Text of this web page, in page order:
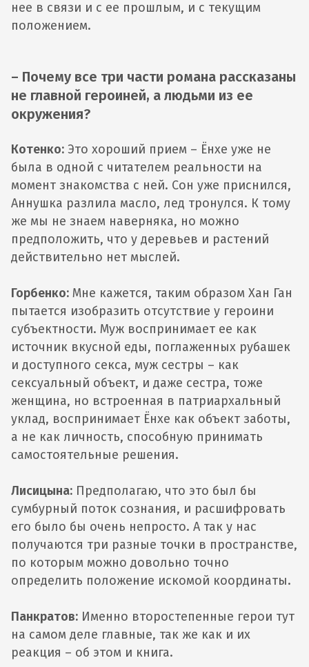
нее в связи и с ее прошлым, и с текущим
положением.
– Почему все три части романа рассказаны
не главной героиней, а людьми из ее
окружения?
Котенко: Это хороший прием – Ёнхе уже не
была в одной с читателем реальности на
момент знакомства с ней. Сон уже приснился,
Аннушка разлила масло, лед тронулся. К тому
же мы не знаем наверняка, но можно
предположить, что у деревьев и растений
действительно нет мыслей.
Горбенко: Мне кажется, таким образом Хан Ган
пытается изобразить отсутствие у героини
субъектности. Муж воспринимает ее как
источник вкусной еды, поглаженных рубашек
и доступного секса, муж сестры – как
сексуальный объект, и даже сестра, тоже
женщина, но встроенная в патриархальный
уклад, воспринимает Ёнхе как объект заботы,
а не как личность, способную принимать
самостоятельные решения.
Лисицына: Предполагаю, что это был бы
сумбурный поток сознания, и расшифровать
его было бы очень непросто. А так у нас
получаются три разные точки в пространстве,
по которым можно довольно точно
определить положение искомой координаты.
Панкратов: Именно второстепенные герои тут
на самом деле главные, так же как и их
реакция – об этом и книга.